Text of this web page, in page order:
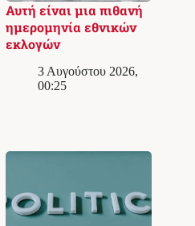
Αυτή είναι μια πιθανή
ημερομηνία εθνικών
εκλογών
3 Αυγούστου 2026,
00:25